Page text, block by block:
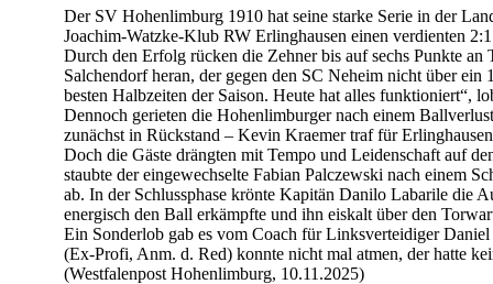
Der SV Hohenlimburg 1910 hat seine starke Serie in der
Joachim-Watzke-Klub RW Erlinghausen einen verdienten
Durch den Erfolg rücken die Zehner bis auf sechs Punkte an
Salchendorf heran, der gegen den SC Neheim nicht über ein
besten Halbzeiten der Saison. Heute hat alles funktioniert“,
Dennoch gerieten die Hohenlimburger nach einem
zunächst in Rückstand – Kevin Kraemer traf für
Doch die Gäste drängten mit Tempo und Leidenschaft auf
staubte der eingewechselte Fabian Palczewski nach einem
ab. In der Schlussphase krönte Kapitän Danilo Labarile die
energisch den Ball erkämpfte und ihn eiskalt über den
Ein Sonderlob gab es vom Coach für Linksverteidiger
(Ex-Profi, Anm. d. Red) konnte nicht mal atmen, der hatte
(Westfalenpost Hohenlimburg, 10.11.2025)